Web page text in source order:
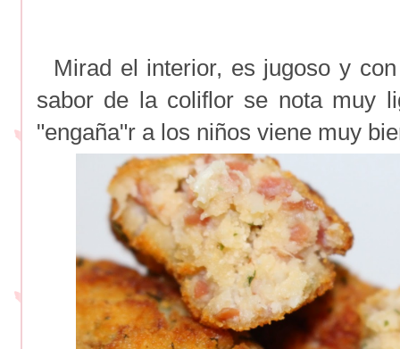
Mirad el interior, es jugoso y
sabor de la coliflor se nota muy
"engaña"r a los niños viene muy